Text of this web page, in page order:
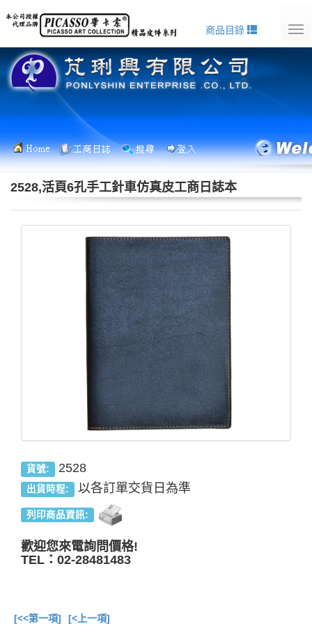
商品目錄
2528,活頁6孔手工針車仿真皮工商日誌本
貨號: 2528
出貨時程: 以各訂單交貨日為準
列印商品資訊:
歡迎您來電詢問價格!
TEL：02-28481483
[<<第一項] [<上一項]